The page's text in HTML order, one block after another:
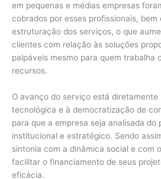
em pequenas e médias empresas
cobrados por esses profissionais, bem
estruturação dos serviços, o que
clientes com relação às soluções
palpáveis mesmo para quem trabalha
recursos.
O avanço do serviço está
tecnológica e à democratização de
para que a empresa seja analisada do
institucional e estratégico. Sendo
sintonia com a dinâmica social e com
facilitar o financiamento de seus
eficácia.